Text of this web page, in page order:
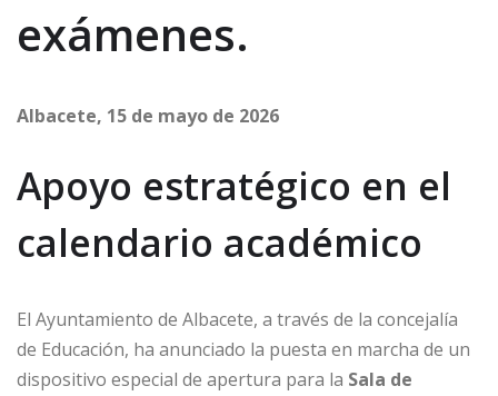
exámenes.
Albacete, 15 de mayo de 2026
Apoyo estratégico en el
calendario académico
El Ayuntamiento de Albacete, a través de la concejalía
de Educación, ha anunciado la puesta en marcha de un
dispositivo especial de apertura para la Sala de